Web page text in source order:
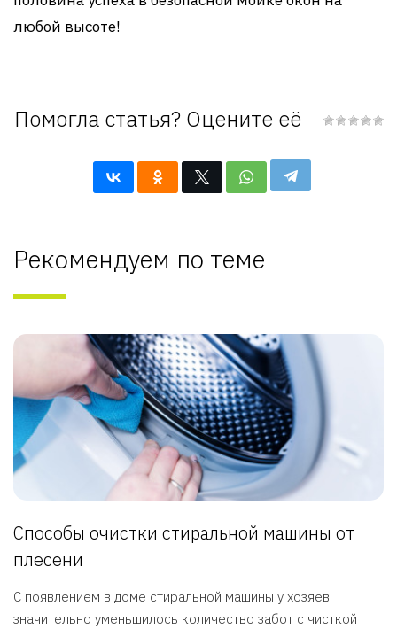
любой высоте!
Помогла статья? Оцените её
Рекомендуем по теме
Способы очистки стиральной машины от
плесени
С появлением в доме стиральной машины у хозяев
значительно уменьшилось количество забот с чисткой